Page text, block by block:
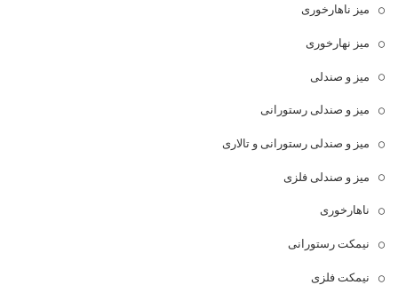
میز ناهارخوری
میز نهارخوری
میز و صندلی
میز و صندلی رستورانی
میز و صندلی رستورانی و تالاری
میز و صندلی فلزی
ناهارخوری
نیمکت رستورانی
نیمکت فلزی